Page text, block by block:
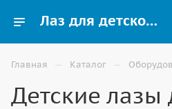
Лаз для детской площадки купить по доступной цене в Волжском
Главная — Каталог —
Детские лазы